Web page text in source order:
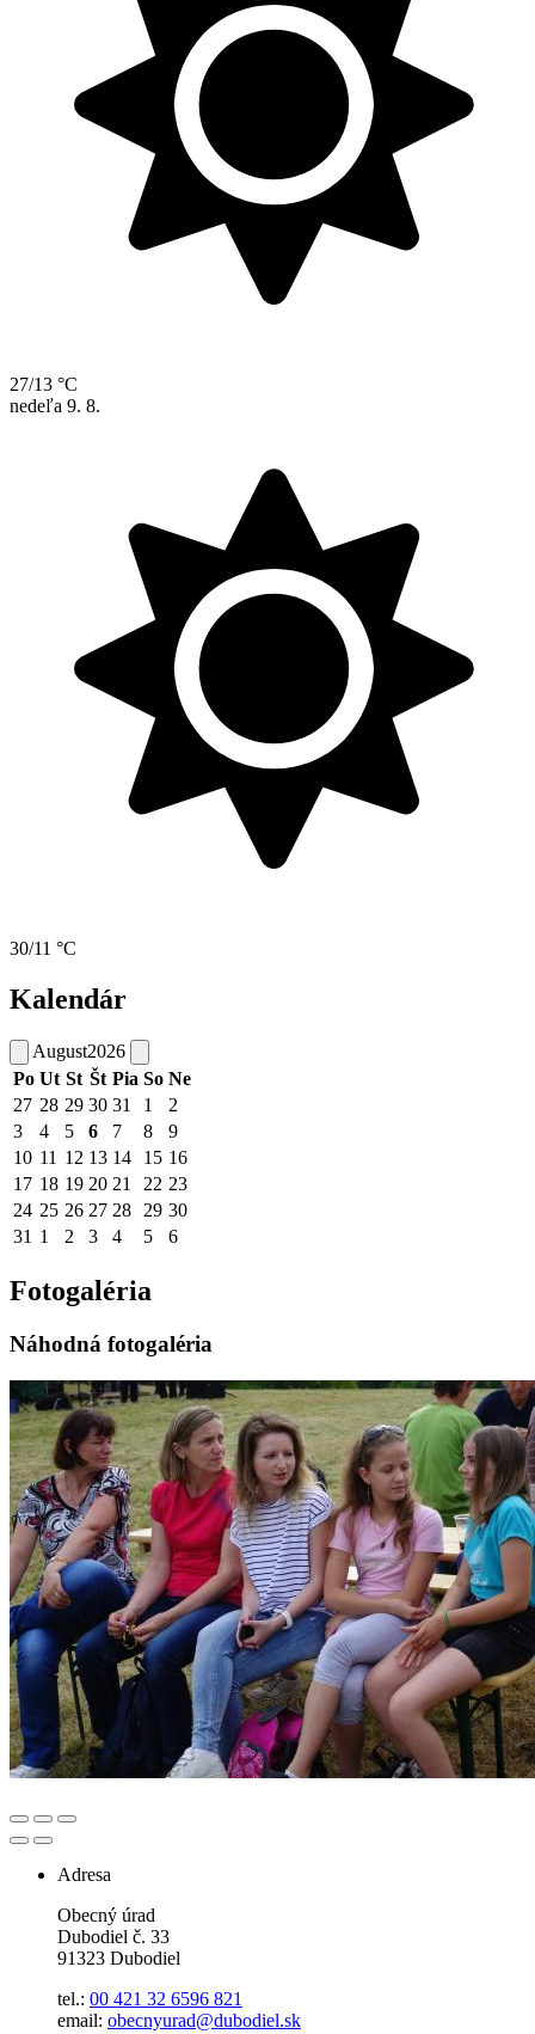
27/13 °C
nedeľa 9. 8.
30/11 °C
Kalendár
August2026
Po Ut St Št Pia So Ne
27 28 29 30 31 1
2
3
4 5 6 7 8
9
10 11 12 13 14 15 16
17 18 19 20 21 22 23
24 25 26 27 28 29 30
31 1 2 3 4 5 6
Fotogaléria
Náhodná fotogaléria
Adresa
Obecný úrad
Dubodiel č. 33
91323 Dubodiel
tel.: 00 421 32 6596 821
email: obecnyurad@dubodiel.sk